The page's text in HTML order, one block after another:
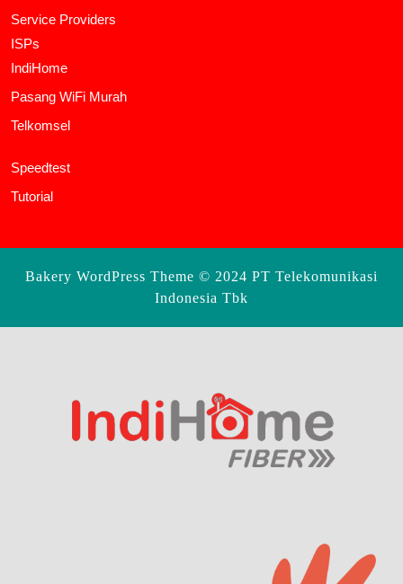
Service Providers
ISPs
IndiHome
Pasang WiFi Murah
Telkomsel
Speedtest
Tutorial
Bakery WordPress Theme © 2024 PT Telekomunikasi
Indonesia Tbk